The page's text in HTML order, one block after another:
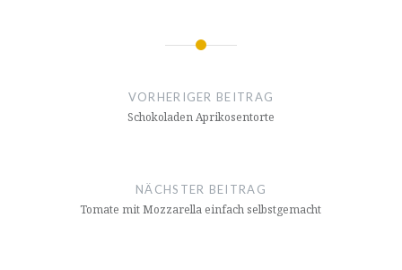
Beitragsnavigation
VORHERIGER BEITRAG
Scho­ko­la­den Aprikosentorte
NÄCHSTER BEITRAG
Tomate mit Moz­za­rel­la einfach selbstgemacht